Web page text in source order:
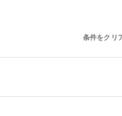
条件をクリ